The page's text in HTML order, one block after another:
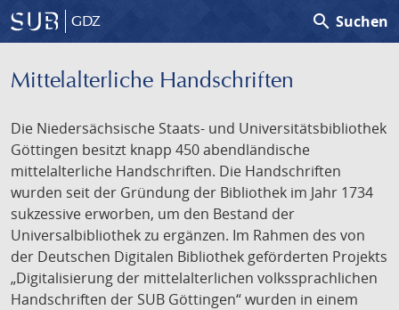
GDZ search Suchen
Mittelalterliche Handschriften
Die Niedersächsische Staats- und Universitätsbibliothek
Göttingen besitzt knapp 450 abendländische
mittelalterliche Handschriften. Die Handschriften
wurden seit der Gründung der Bibliothek im Jahr 1734
sukzessive erworben, um den Bestand der
Universalbibliothek zu ergänzen. Im Rahmen des von
der Deutschen Digitalen Bibliothek geförderten Projekts
„Digitalisierung der mittelalterlichen volkssprachlichen
Handschriften der SUB Göttingen“ wurden in einem